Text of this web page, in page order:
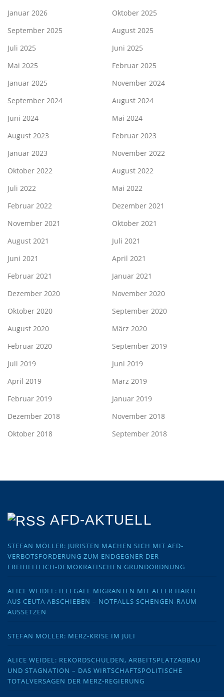
Januar 2026
Oktober 2025
September 2025
August 2025
Juli 2025
Juni 2025
Mai 2025
Februar 2025
Januar 2025
November 2024
September 2024
August 2024
Juni 2024
Mai 2024
August 2023
Februar 2023
Januar 2023
November 2022
Oktober 2022
August 2022
Juli 2022
Mai 2022
Februar 2022
Dezember 2021
November 2021
Oktober 2021
August 2021
Juli 2021
Juni 2021
April 2021
Februar 2021
Januar 2021
Dezember 2020
November 2020
Oktober 2020
September 2020
August 2020
März 2020
Februar 2020
September 2019
Juli 2019
Juni 2019
April 2019
März 2019
Februar 2019
Januar 2019
Dezember 2018
November 2018
Oktober 2018
September 2018
AFD-AKTUELL
STEFAN MÖLLER: JURISTEN MACHEN SICH MIT AFD-
VERBOTSFORDERUNG ZUM ENDGEGNER DER
FREIHEITLICH-DEMOKRATISCHEN GRUNDORDNUNG
ALICE WEIDEL: ILLEGALE MIGRANTEN MIT ALLER HÄRTE
AUS CEUTA ABSCHIEBEN – NOTFALLS SCHENGEN-RAUM
AUSSETZEN
STEFAN MÖLLER: MERZ-KRISE IM JULI
ALICE WEIDEL: REKORDSCHULDEN, ARBEITSPLATZABBAU
UND STAGNATION – DAS WIRTSCHAFTSPOLITISCHE
TOTALVERSAGEN DER MERZ-REGIERUNG